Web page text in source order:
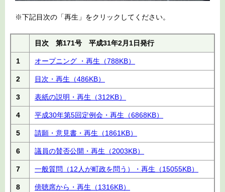
※下記目次の「再生」をクリックしてください。
目次 第171号 平成31年2月1日発行
1 オープニング ・再生 （788KB）
2 目次・再生 （486KB）
3 表紙の説明・再生 （312KB）
4 平成30年第5回定例会・再生 （6868KB）
5 請願・意見書・再生 （1861KB）
6 議員の賛否公開・再生 （2003KB）
7 一般質問（12人が町政を問う）・再生 （15055KB）
8 傍聴席から・再生 （1316KB）